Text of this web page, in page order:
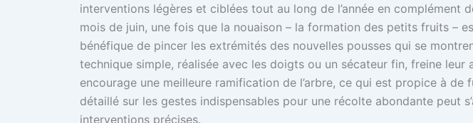
interventions légères et ciblées tout au long de l’année en complément
mois de juin, une fois que la nouaison – la formation des petits fruits –
bénéfique de pincer les extrémités des nouvelles pousses qui se
technique simple, réalisée avec les doigts ou un sécateur fin, freine leur
encourage une meilleure ramification de l’arbre, ce qui est propice à de
détaillé sur les gestes indispensables pour une récolte abondante peut
interventions précises.